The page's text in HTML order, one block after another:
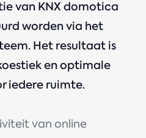
van KNX domotica
worden via het
Het resultaat is
en optimale
iedere ruimte.
van online